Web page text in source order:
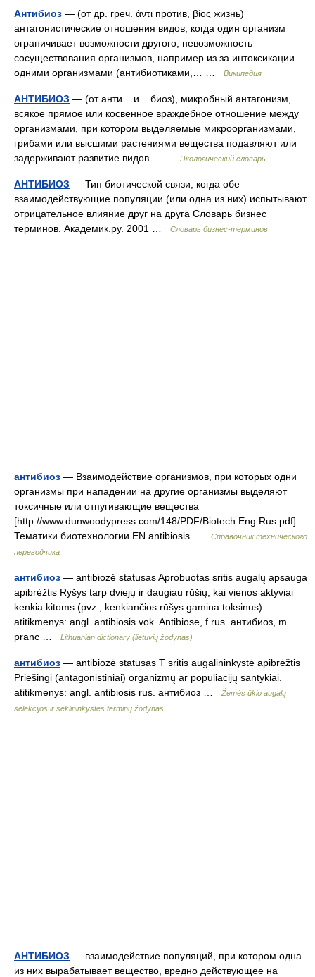
Антибиоз — (от др. греч. ἀντι против, βίος жизнь)
антагонистические отношения видов, когда один организм
ограничивает возможности другого, невозможность
сосуществования организмов, например из за интоксикации
одними организмами (антибиотиками,… …
Википедия
АНТИБИОЗ — (от анти... и ...биоз), микробный антагонизм,
всякое прямое или косвенное враждебное отношение между
организмами, при котором выделяемые микроорганизмами,
грибами или высшими растениями вещества подавляют или
задерживают развитие видов… …
Экологический словарь
АНТИБИОЗ — Тип биотической связи, когда обе
взаимодействующие популяции (или одна из них) испытывают
отрицательное влияние друг на друга Словарь бизнес
терминов. Академик.ру. 2001 …
Словарь бизнес-терминов
антибиоз — Взаимодействие организмов, при которых одни
организмы при нападении на другие организмы выделяют
токсичные или отпугивающие вещества
[http://www.dunwoodypress.com/148/PDF/Biotech Eng Rus.pdf]
Тематики биотехнологии EN antibiosis …
Справочник технического
переводчика
антибиоз — antibiozė statusas Aprobuotas sritis augalų apsauga
apibrėžtis Ryšys tarp dviejų ir daugiau rūšių, kai vienos aktyviai
kenkia kitoms (pvz., kenkiančios rūšys gamina toksinus).
atitikmenys: angl. antibiosis vok. Antibiose, f rus. антибиоз, m
pranc …
Lithuanian dictionary (lietuvių žodynas)
антибиоз — antibiozė statusas T sritis augalininkystė apibrėžtis
Priešingi (antagonistiniai) organizmų ar populiacijų santykiai.
atitikmenys: angl. antibiosis rus. антибиоз …
Žemės ūkio augalų
selekcijos ir sėklininkystės terminų žodynas
АНТИБИОЗ — взаимодействие популяций, при котором одна
из них вырабатывает вещество, вредно действующее на